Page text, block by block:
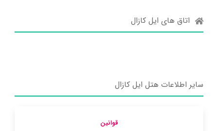
اتاق های ایل کازال
سایر اطلاعات هتل ایل کازال
قوانین